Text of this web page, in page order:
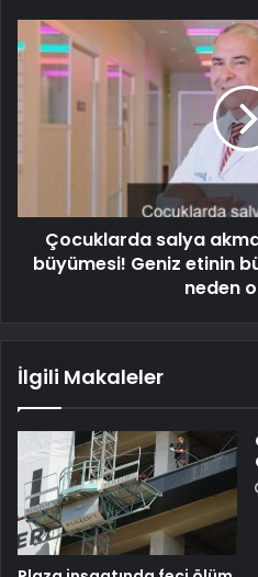
Çocuklarda salya
büyümesi! Geniz etinin
neden
İlgili Makaleler